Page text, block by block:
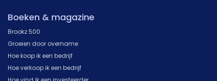
Boeken & magazine
Brookz 500
Groeien door overname
Hoe koop ik een bedrijf
Hoe verkoop ik een bedrijf